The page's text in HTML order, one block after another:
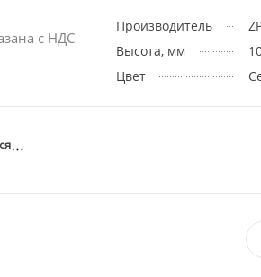
с НДС
Производитель
Высота, мм
Цвет